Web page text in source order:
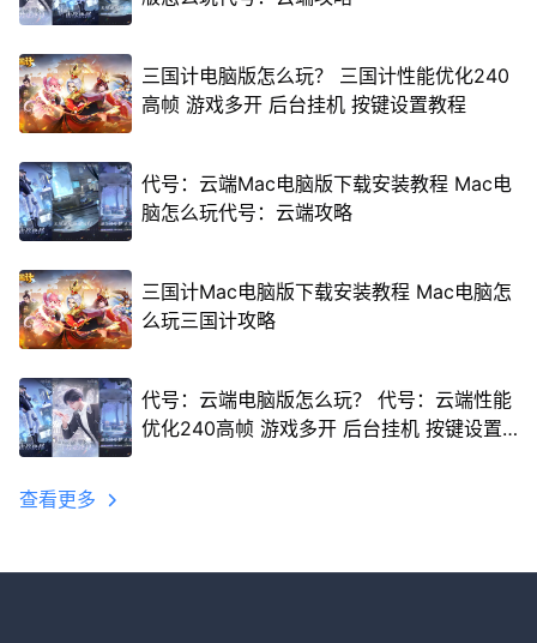
三国计电脑版怎么玩？ 三国计性能优化240
高帧 游戏多开 后台挂机 按键设置教程
代号：云端Mac电脑版下载安装教程 Mac电
脑怎么玩代号：云端攻略
三国计Mac电脑版下载安装教程 Mac电脑怎
么玩三国计攻略
代号：云端电脑版怎么玩？ 代号：云端性能
优化240高帧 游戏多开 后台挂机 按键设置
查看更多